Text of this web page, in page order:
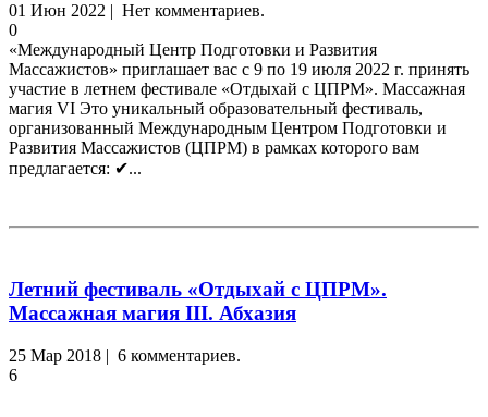
01 Июн 2022 | Нет комментариев.
0
«Международный Центр Подготовки и Развития
Массажистов» приглашает вас с 9 по 19 июля 2022 г. принять
участие в летнем фестивале «Отдыхай с ЦПРМ». Массажная
магия VI Это уникальный образовательный фестиваль,
организованный Международным Центром Подготовки и
Развития Массажистов (ЦПРМ) в рамках которого вам
предлагается: ✔...
Летний фестиваль «Отдыхай с ЦПРМ».
Массажная магия III. Абхазия
25 Мар 2018 | 6 комментариев.
6